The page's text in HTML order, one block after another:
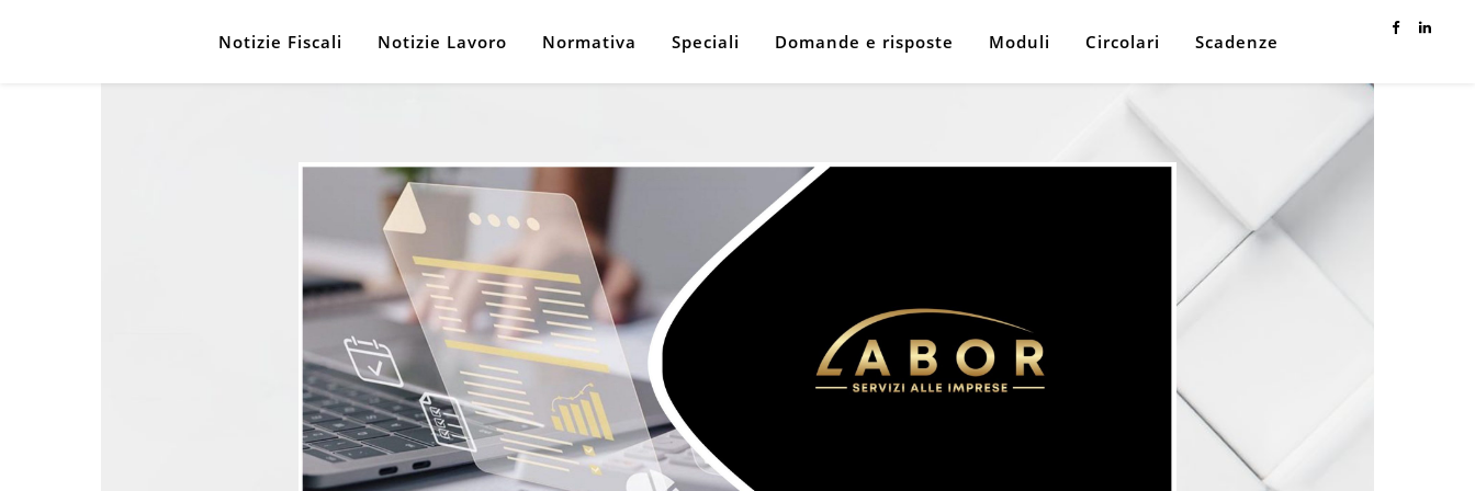
Notizie Fiscali Notizie Lavoro Normativa Speciali Domande e risposte Moduli Circolari Scadenze